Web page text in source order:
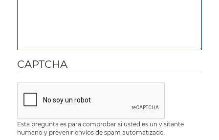
CAPTCHA
Esta pregunta es para comprobar si usted es un visitante
humano y prevenir envíos de spam automatizado.